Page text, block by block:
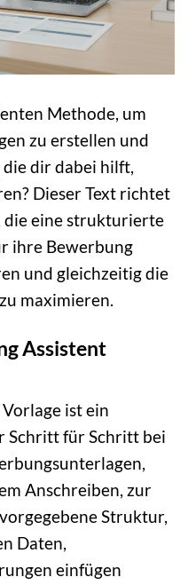
Methode, um
zu erstellen und
die dir dabei hilft,
Dieser Text richtet
die eine strukturierte
ihre Bewerbung
und gleichzeitig die
maximieren.
Assistent
ist ein
Schritt für Schritt bei
Anschreiben, zur
Struktur,
Daten,
einfügen